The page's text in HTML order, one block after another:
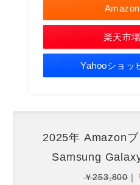
楽天市
Yahooショッ
2025年 Amazon
Samsung
￥253,800 ｜